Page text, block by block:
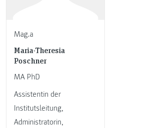
Mag.a
Maria-Theresia
Poschner
MA PhD
Assistentin der
Institutsleitung,
Administratorin,